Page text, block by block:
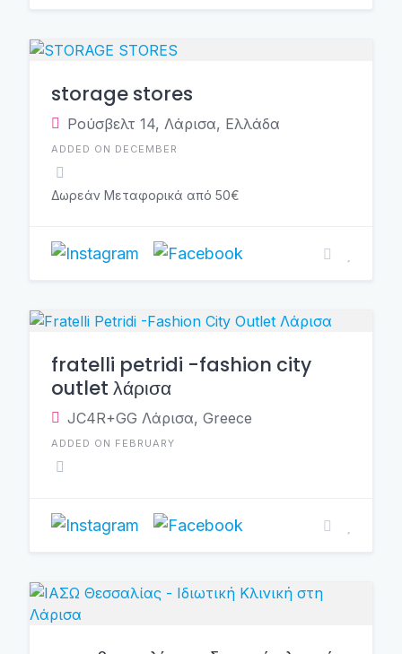
storage stores
Ρούσβελτ 14, Λάρισα, Ελλάδα
ADDED ON DECEMBER
Δωρεάν Μεταφορικά από 50€
fratelli petridi -fashion city
outlet λάρισα
JC4R+GG Λάρισα, Greece
ADDED ON FEBRUARY